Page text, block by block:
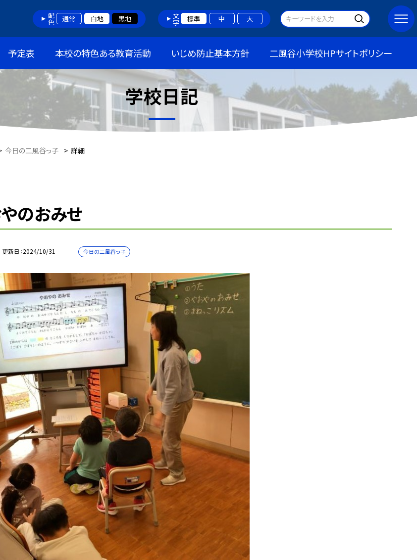
配色 通常 白地 黒地 文字 標準 中 大
予定表 本校の特色ある教育活動 いじめ防止基本方針 二風谷小学校HPサイトポリシー
学校日記
今日の二風谷っ子 > 詳細
のおみせ
更新日 2024/10/31 今日の二風谷っ子